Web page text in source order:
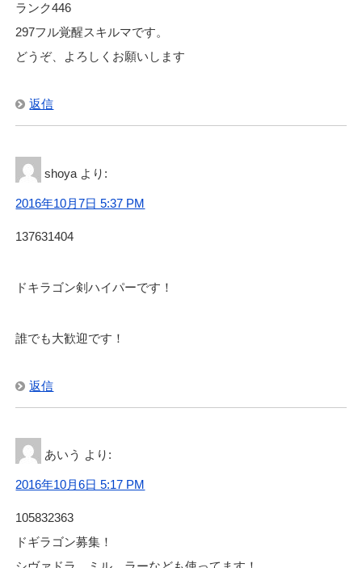
ランク446
297フル覚醒スキルマです。
どうぞ、よろしくお願いします
返信
shoya より:
2016年10月7日 5:37 PM
137631404
ドキラゴン剣ハイパーです！
誰でも大歓迎です！
返信
あいう より:
2016年10月6日 5:17 PM
105832363
ドギラゴン募集！